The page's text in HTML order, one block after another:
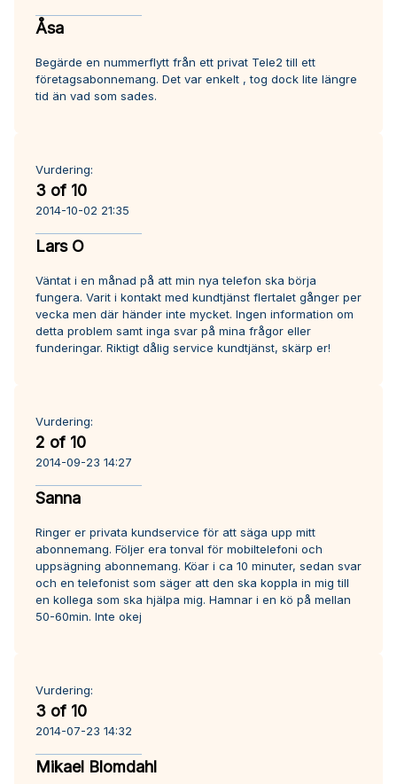
Åsa
Begärde en nummerflytt från ett privat Tele2 till ett
företagsabonnemang. Det var enkelt , tog dock lite längre
tid än vad som sades.
Vurdering:
3 of 10
2014-10-02 21:35
Lars O
Väntat i en månad på att min nya telefon ska börja
fungera. Varit i kontakt med kundtjänst flertalet gånger per
vecka men där händer inte mycket. Ingen information om
detta problem samt inga svar på mina frågor eller
funderingar. Riktigt dålig service kundtjänst, skärp er!
Vurdering:
2 of 10
2014-09-23 14:27
Sanna
Ringer er privata kundservice för att säga upp mitt
abonnemang. Följer era tonval för mobiltelefoni och
uppsägning abonnemang. Köar i ca 10 minuter, sedan svar
och en telefonist som säger att den ska koppla in mig till
en kollega som ska hjälpa mig. Hamnar i en kö på mellan
50-60min. Inte okej
Vurdering:
3 of 10
2014-07-23 14:32
Mikael Blomdahl